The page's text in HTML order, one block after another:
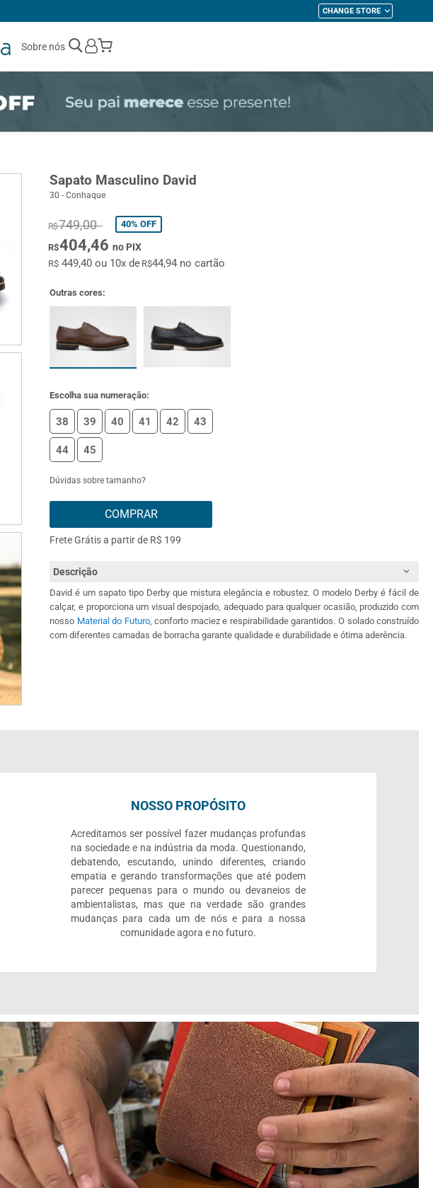
CHANGE STORE
Sobre nós
My Cart
Sapato Masculino David
30 - Conhaque
R$749,00 40% OFF
R$404,46no PIX
R$ 449,40 ou 10x deR$44,94 no cartão
Outras cores:
Escolha sua numeração:
38 39 40 41 42 43
44 45
Dúvidas sobre tamanho?
COMPRAR
Frete Grátis a partir de R$ 199
Descrição
David é um sapato tipo Derby que mistura elegância e robustez. O modelo Derby é fácil de
calçar, e proporciona um visual despojado, adequado para qualquer ocasião, produzido com
nosso Material do Futuro, conforto maciez e respirabilidade garantidos. O solado construído
com diferentes camadas de borracha garante qualidade e durabilidade e ótima aderência.
NOSSO PROPÓSITO
Acreditamos ser possível fazer mudanças profundas
na sociedade e na indústria da moda. Questionando,
debatendo, escutando, unindo diferentes, criando
empatia e gerando transformações que até podem
parecer pequenas para o mundo ou devaneios de
ambientalistas, mas que na verdade são grandes
mudanças para cada um de nós e para a nossa
comunidade agora e no futuro.